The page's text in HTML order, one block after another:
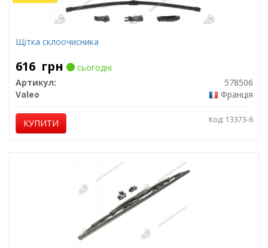
Щітка склоочисника
616 грн
сьогодні
Артикул:
578506
Valeo
Франція
КУПИТИ Код: 13373-6